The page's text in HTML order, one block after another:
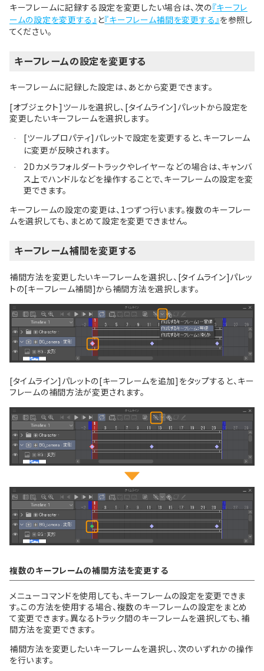
キーフレームに記録する設定を変更したい場合は、次の『キーフレ
ームの設定を変更する』 と『キーフレーム補間を変更する』を参照し
てください。
キーフレームの設定を変更する
キーフレームに記録した設定は、あとから変更できます。
[オブジェクト]ツールを選択し、[タイムライン]パレットから設定を
変更したいキーフレームを選択します。
·
[ツールプロパティ]パレットで設定を変更すると、キーフレーム
に変更が反映されます。
·
2Dカメラフォルダートラックやレイヤーなどの場合は、キャンバ
ス上でハンドルなどを操作することで、キーフレームの設定を変
更できます。
キーフレームの設定の変更は、1つずつ行います。複数のキーフレー
ムを選択しても、まとめて設定を変更できません。
キーフレーム補間を変更する
補間方法を変更したいキーフレームを選択し、[タイムライン]パレッ
トの[キーフレーム補間]から補間方法を選択します。
[タイムライン]パレットの[キーフレームを追加]をタップすると、キー
フレームの補間方法が変更されます。
複数のキーフレームの補間方法を変更する
メニューコマンドを使用しても、キーフレームの設定を変更できま
す。この方法を使用する場合、複数のキーフレームの設定をまとめ
て変更できます。異なるトラック間のキーフレームを選択しても、補
間方法を変更できます。
補間方法を変更したいキーフレームを選択し、次のいずれかの操作
を行います。